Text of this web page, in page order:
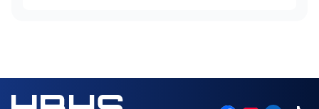
réparations sont en cours pour des raisons de